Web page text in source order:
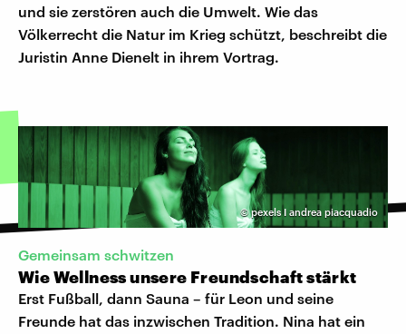
und sie zerstören auch die Umwelt. Wie das
Völkerrecht die Natur im Krieg schützt, beschreibt die
Juristin Anne Dienelt in ihrem Vortrag.
©pexels I andrea piacquadio
Gemeinsam schwitzen
Wie Wellness unsere Freundschaft stärkt
Erst Fußball, dann Sauna – für Leon und seine
Freunde hat das inzwischen Tradition. Nina hat ein